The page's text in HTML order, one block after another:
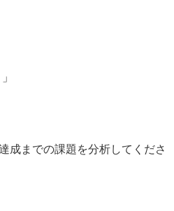
成までの課題を分析してくださ